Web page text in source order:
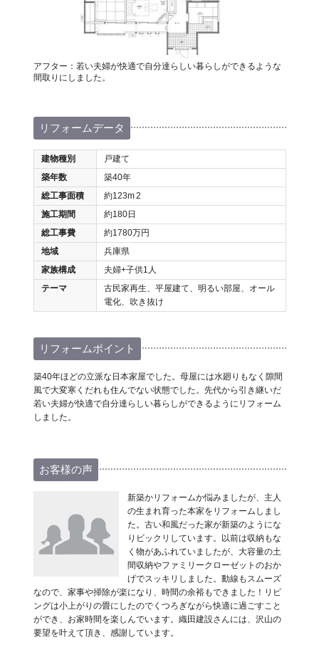
アフター：若い夫婦が快適で自分達らしい暮らしができるような
間取りにしました。
リフォームデータ
建物種別
戸建て
築年数
築40年
総工事面積
約123m2
施工期間
約180日
総工事費
約1780万円
地域
兵庫県
家族構成
夫婦+子供1人
テーマ
古民家再生、平屋建て、明るい部屋、オール
電化、吹き抜け
リフォームポイント
築40年ほどの立派な日本家屋でした。母屋には水廻りもなく隙間
風で大変寒くだれも住んでない状態でした。先代から引き継いだ
若い夫婦が快適で自分達らしい暮らしができるようにリフォーム
しました。
お客様の声
新築かリフォームか悩みましたが、主人
の生まれ育った本家をリフォームしまし
た。古い和風だった家が新築のようにな
りビックリしています。以前は収納もな
く物があふれていましたが、大容量の土
間収納やファミリークローゼットのおか
げでスッキリしました。動線もスムーズ
なので、家事や掃除が楽になり、時間の余裕もできました！リビ
ングは小上がりの畳にしたのでくつろぎながら快適に過ごすこと
ができ、お家時間を楽しんでいます。織田建設さんには、沢山の
要望を叶えて頂き、感謝しています。